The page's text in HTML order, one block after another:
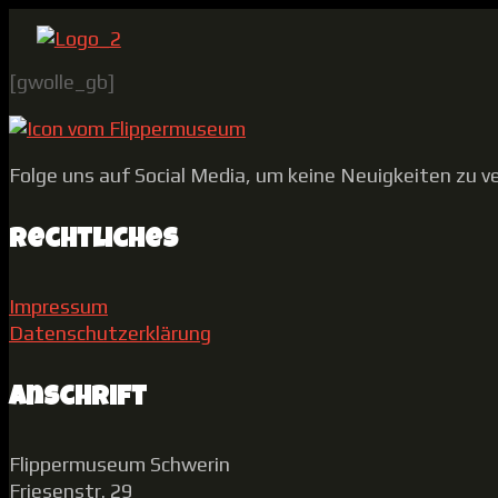
[gwolle_gb]
Folge uns auf Social Media, um keine Neuigkeiten zu
Rechtliches
Impressum
Datenschutzerklärung
Anschrift
Flippermuseum Schwerin
Friesenstr. 29